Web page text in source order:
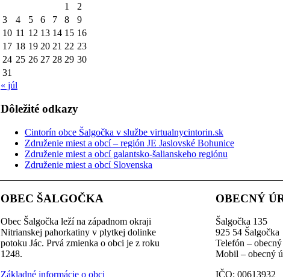
1
2
3
4 5 6 7 8
9
10 11 12 13 14 15 16
17 18 19 20 21 22 23
24 25 26 27 28 29 30
31
« júl
Dôležité odkazy
Cintorín obce Šalgočka v službe virtualnycintorin.sk
Združenie miest a obcí – región JE Jaslovské Bohunice
Združenie miest a obcí galantsko-šalianskeho regiónu
Združenie miest a obcí Slovenska
OBEC ŠALGOČKA
Obec Šalgočka leží na západnom okraji
Nitrianskej pahorkatiny v plytkej dolinke
potoku Jác. Prvá zmienka o obci je z roku
1248.
Základné informácie o obci
OBECNÝ
Šalgočka 135
925 54 Šalgočka
Telefón –
Mobil – obecný
IČO: 00613932